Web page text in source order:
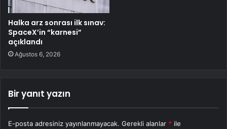
Halka arz sonrası ilk sınav:
SpaceX’in “karnesi”
açıklandı
Ağustos 6, 2026
Bir yanıt yazın
E-posta adresiniz yayınlanmayacak. Gerekli alanlar * ile